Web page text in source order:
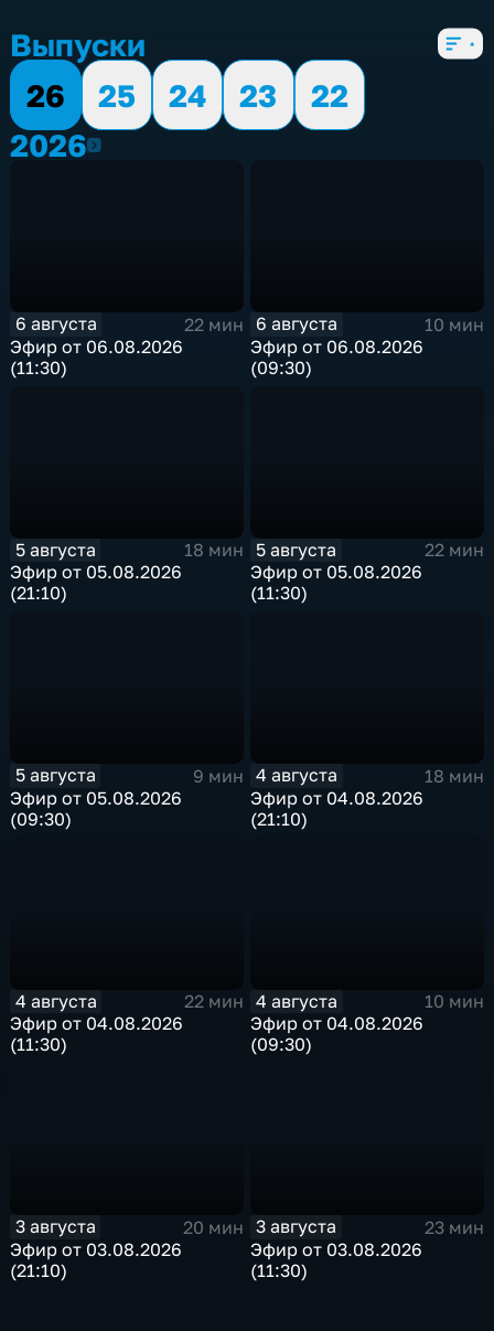
Выпуски
26
25 24 23
22
20262026
6 августа
22 мин
Эфир от 06.08.2026
(11:30)
6 августа
10 мин
Эфир от 06.08.2026
(09:30)
5 августа
18 мин
Эфир от 05.08.2026
(21:10)
5 августа
22 мин
Эфир от 05.08.2026
(11:30)
5 августа
9 мин
Эфир от 05.08.2026
(09:30)
4 августа
18 мин
Эфир от 04.08.2026
(21:10)
4 августа
22 мин
Эфир от 04.08.2026
(11:30)
4 августа
10 мин
Эфир от 04.08.2026
(09:30)
3 августа
20 мин
Эфир от 03.08.2026
(21:10)
3 августа
23 мин
Эфир от 03.08.2026
(11:30)